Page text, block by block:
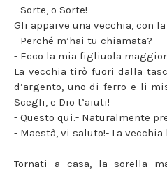
- Sorte, o Sorte!
Gli apparve una vecchia, con
- Perché m’hai tu chiamata?
- Ecco la mia figliuola
La vecchia tirò fuori dalla
d’argento, uno di ferro e li
Scegli, e Dio t’aiuti!
- Questo qui.- Naturalmente
- Maestà, vi saluto!- La
Tornati a casa, la sorella